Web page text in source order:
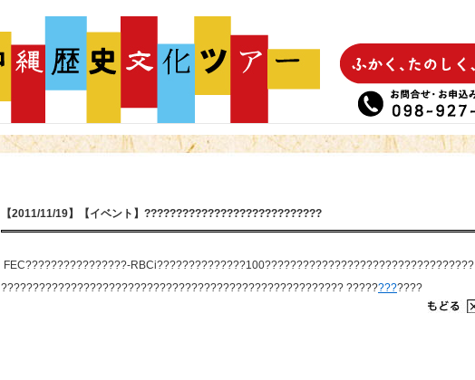
【2011/11/19】【イベント】????????????????????????????
FEC????????????????-RBCi??????????????100?????????????????????????????????
?????????????????????????????????????????????????????? ????????????